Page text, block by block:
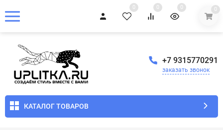
0 0 0 0
+7 9315770291
заказать звонок
КАТАЛОГ ТОВАРОВ